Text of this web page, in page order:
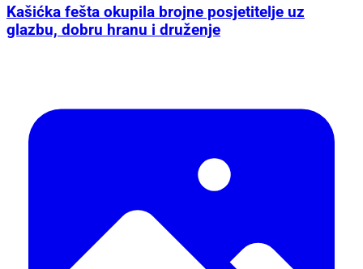
Kašićka fešta okupila brojne posjetitelje uz
glazbu, dobru hranu i druženje